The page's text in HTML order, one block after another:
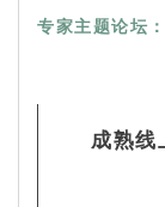
专家主题论坛
成熟线